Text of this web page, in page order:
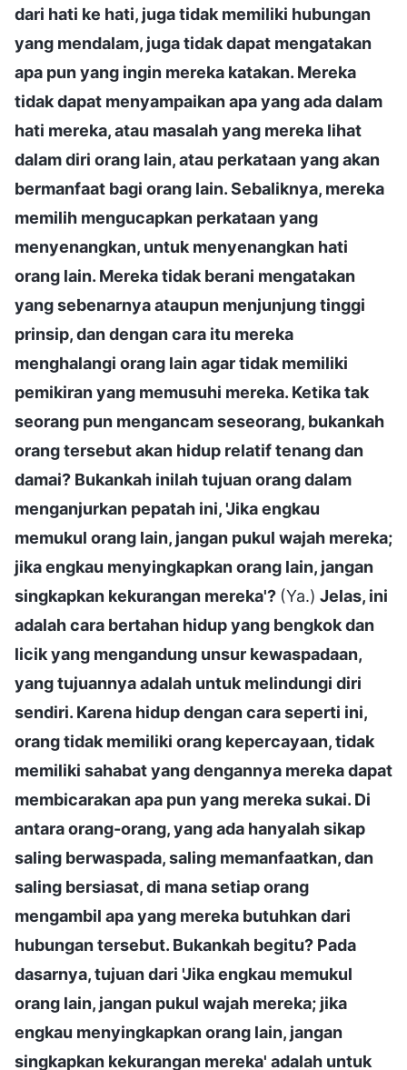
dari hati ke hati, juga tidak memiliki hubungan
yang mendalam, juga tidak dapat mengatakan
apa pun yang ingin mereka katakan. Mereka
tidak dapat menyampaikan apa yang ada dalam
hati mereka, atau masalah yang mereka lihat
dalam diri orang lain, atau perkataan yang akan
bermanfaat bagi orang lain. Sebaliknya, mereka
memilih mengucapkan perkataan yang
menyenangkan, untuk menyenangkan hati
orang lain. Mereka tidak berani mengatakan
yang sebenarnya ataupun menjunjung tinggi
prinsip, dan dengan cara itu mereka
menghalangi orang lain agar tidak memiliki
pemikiran yang memusuhi mereka. Ketika tak
seorang pun mengancam seseorang, bukankah
orang tersebut akan hidup relatif tenang dan
damai? Bukankah inilah tujuan orang dalam
menganjurkan pepatah ini, 'Jika engkau
memukul orang lain, jangan pukul wajah mereka;
jika engkau menyingkapkan orang lain, jangan
singkapkan kekurangan mereka'? (Ya.) Jelas, ini
adalah cara bertahan hidup yang bengkok dan
licik yang mengandung unsur kewaspadaan,
yang tujuannya adalah untuk melindungi diri
sendiri. Karena hidup dengan cara seperti ini,
orang tidak memiliki orang kepercayaan, tidak
memiliki sahabat yang dengannya mereka dapat
membicarakan apa pun yang mereka sukai. Di
antara orang-orang, yang ada hanyalah sikap
saling berwaspada, saling memanfaatkan, dan
saling bersiasat, di mana setiap orang
mengambil apa yang mereka butuhkan dari
hubungan tersebut. Bukankah begitu? Pada
dasarnya, tujuan dari 'Jika engkau memukul
orang lain, jangan pukul wajah mereka; jika
engkau menyingkapkan orang lain, jangan
singkapkan kekurangan mereka' adalah untuk